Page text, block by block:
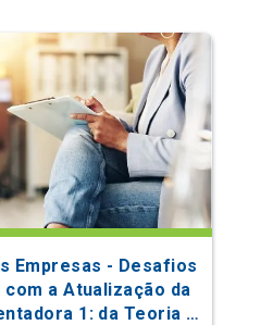
Empresas - Desafios
a Atualização da
1: da Teoria à